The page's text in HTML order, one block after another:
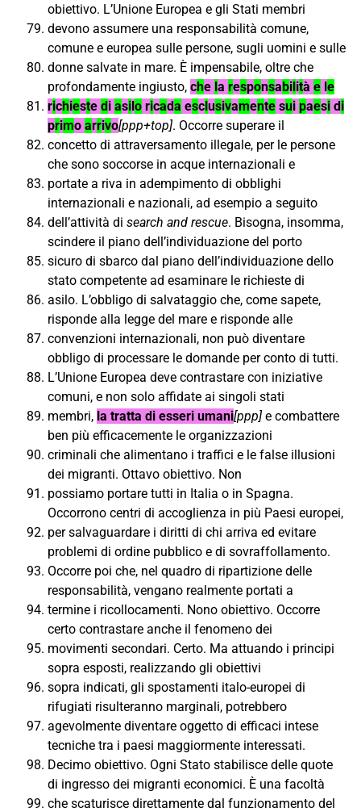
obiettivo. L’Unione Europea e gli Stati membri
devono assumere una responsabilità comune,
comune e europea sulle persone, sugli uomini e sulle
donne salvate in mare. È impensabile, oltre che
profondamente ingiusto, che la responsabilità ele
richieste di asiloricada esclusivamentesui paesidi
primo arrivo[ppp+top]. Occorre superare il
concetto di attraversamento illegale, per le persone
che sono soccorse in acque internazionali e
portate a riva in adempimento di obblighi
internazionali e nazionali, ad esempio a seguito
dell’attività di search and rescue. Bisogna, insomma,
scindere il piano dell’individuazione del porto
sicuro di sbarco dal piano dell’individuazione dello
stato competente ad esaminare le richieste di
asilo. L’obbligo di salvataggio che, come sapete,
risponde alla legge del mare e risponde alle
convenzioni internazionali, non può diventare
obbligo di processare le domande per conto di tutti.
L’Unione Europea deve contrastare con iniziative
comuni, e non solo affidate ai singoli stati
membri, la tratta di esseri umani[ppp]e combattere
ben più efficacemente le organizzazioni
criminali che alimentano i traffici e le false illusioni
dei migranti. Ottavo obiettivo. Non
possiamo portare tutti in Italia o in Spagna.
Occorrono centri di accoglienza in più Paesi europei,
per salvaguardare i diritti di chi arriva ed evitare
problemi di ordine pubblico e di sovraffollamento.
Occorre poi che, nel quadro di ripartizione delle
responsabilità, vengano realmente portati a
termine i ricollocamenti. Nono obiettivo. Occorre
certo contrastare anche il fenomeno dei
movimenti secondari. Certo. Ma attuando i principi
sopra esposti, realizzando gli obiettivi
sopra indicati, gli spostamenti italo-europei di
rifugiati risulteranno marginali, potrebbero
agevolmente diventare oggetto di efficaci intese
tecniche tra i paesi maggiormente interessati.
Decimo obiettivo. Ogni Stato stabilisce delle quote
di ingresso dei migranti economici. È una facoltà
che scaturisce direttamente dal funzionamento del